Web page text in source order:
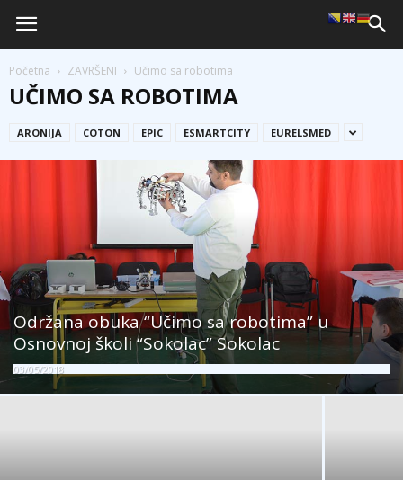
Početna ZAVRŠENI Učimo sa robotima
UČIMO SA ROBOTIMA
ARONIJA COTON EPIC ESMARTCITY EURELSMED
Održana obuka “Učimo sa robotima” u
Osnovnoj školi “Sokolac” Sokolac
03/05/2018